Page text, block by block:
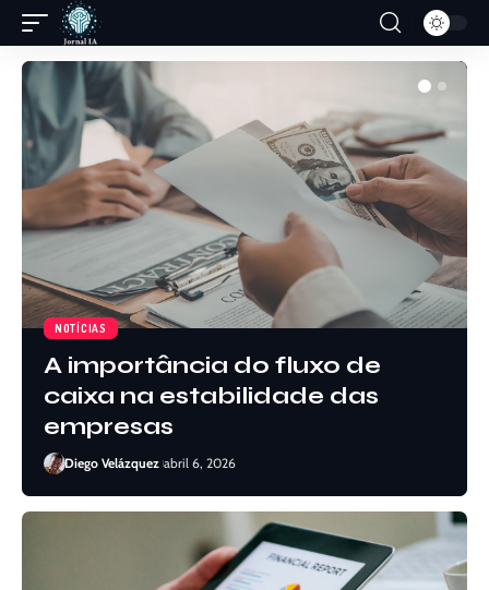
NOTÍCIAS
O valor de enxergar
problemas antes que eles
virem urgências
Diego Velázquez junho 2, 2026